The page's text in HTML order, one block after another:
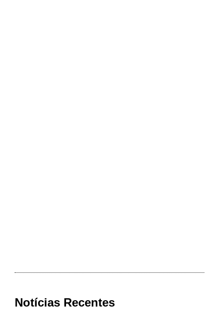
Notícias Recentes